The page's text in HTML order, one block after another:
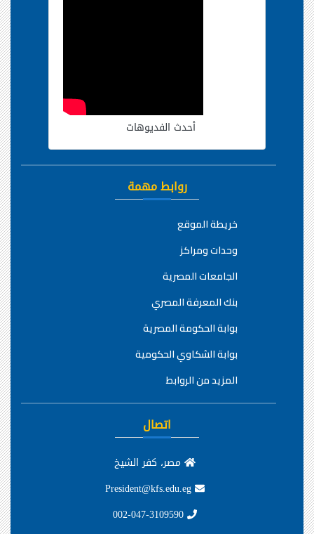
أحدث الفديوهات
روابط مهمة
خريطة الموقع
وحدات ومراكز
الجامعات المصرية
بنك المعرفة المصري
بوابة الحكومة المصرية
بوابة الشكاوي الحكومية
المزيد من الروابط
اتصال
مصر، كفر الشيخ